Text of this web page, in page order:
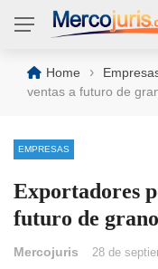
Home ›
ventas a futuro de
EMPRESAS
Exportadores
futuro de
Mercojuris 28 de